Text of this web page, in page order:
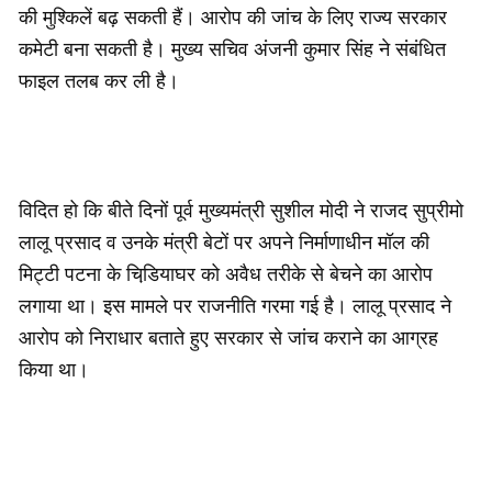
की मुश्किलें बढ़ सकती हैं। आरोप की जांच के लिए राज्‍य सरकार
कमेटी बना सकती है। मुख्य सचिव अंजनी कुमार सिंह ने संबंधित
फाइल तलब कर ली है।
विदित हो कि बीते दिनों पूर्व मुख्‍यमंत्री सुशील मोदी ने राजद सुप्रीमो
लालू प्रसाद व उनके मंत्री बेटों पर अपने निर्माणाधीन मॉल की
मिट्टी पटना के चिडि़याघर को अवैध तरीके से बेचने का आरोप
लगाया था। इस मामले पर राजनीति गरमा गई है। लालू प्रसाद ने
आरोप को निराधार बताते हुए सरकार से जांच कराने का आग्रह
किया था।